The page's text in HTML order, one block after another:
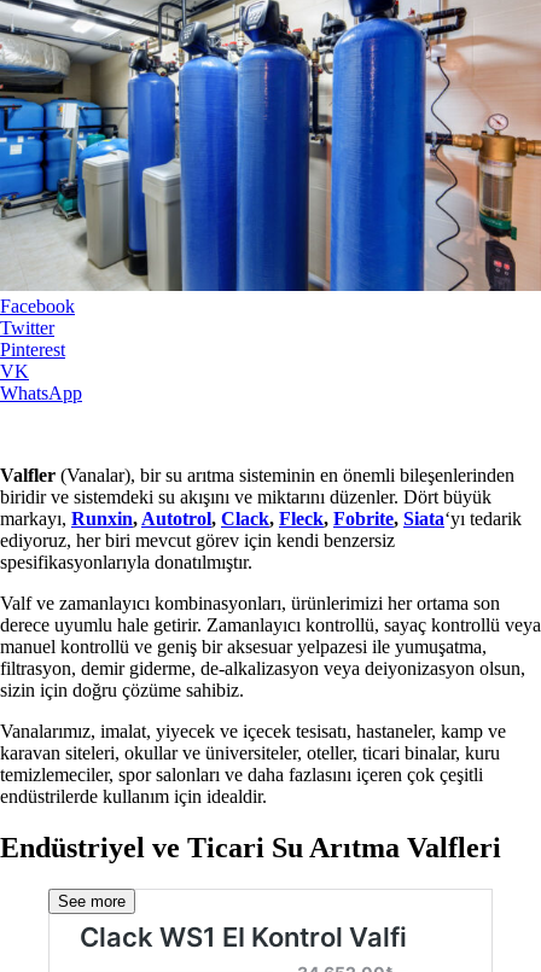
Facebook
Twitter
Pinterest
VK
WhatsApp
Valfler (Vanalar), bir su arıtma sisteminin en önemli bileşenlerinden
biridir ve sistemdeki su akışını ve miktarını düzenler. Dört büyük
markayı, Runxin,Autotrol, Clack, Fleck, Fobrite, Siata‘yı tedarik
ediyoruz, her biri mevcut görev için kendi benzersiz
spesifikasyonlarıyla donatılmıştır.
Valf ve zamanlayıcı kombinasyonları, ürünlerimizi her ortama son
derece uyumlu hale getirir. Zamanlayıcı kontrollü, sayaç kontrollü veya
manuel kontrollü ve geniş bir aksesuar yelpazesi ile yumuşatma,
filtrasyon, demir giderme, de-alkalizasyon veya deiyonizasyon olsun,
sizin için doğru çözüme sahibiz.
Vanalarımız, imalat, yiyecek ve içecek tesisatı, hastaneler, kamp ve
karavan siteleri, okullar ve üniversiteler, oteller, ticari binalar, kuru
temizlemeciler, spor salonları ve daha fazlasını içeren çok çeşitli
endüstrilerde kullanım için idealdir.
Endüstriyel ve Ticari Su Arıtma Valfleri
See more